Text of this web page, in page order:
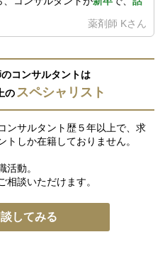
薬剤師 Kさん
コンサルタントは
の スペシャリスト
ンサルタント歴５年以上で、求
しか在籍しておりません。
活動。
相談いただけます。
してみる